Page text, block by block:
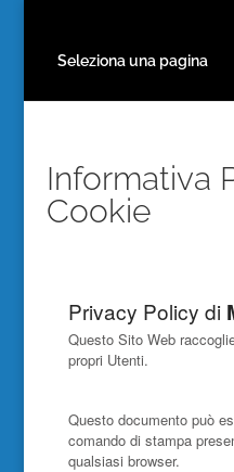
Seleziona una pagina
Informativa
Cookie
Privacy Policy di
Questo Sito Web
propri Utenti.
Questo documento può
comando di stampa
qualsiasi browser.